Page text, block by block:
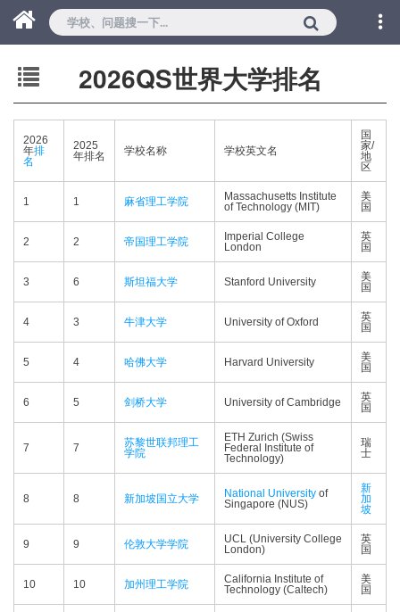
2026QS世界大学排名
2026
年排
名
2025
年排名
学校名称 学校英文名
国
家/
地
区
1 1 麻省理工学院
Massachusetts Institute
of Technology (MIT)
美
国
2 2 帝国理工学院
Imperial College
London
英
国
3 6 斯坦福大学 Stanford University
美
国
4 3 牛津大学 University of Oxford
英
国
5 4 哈佛大学 Harvard University
美
国
6 5 剑桥大学 University of Cambridge
英
国
7 7
苏黎世联邦理工
学院
ETH Zurich (Swiss
Federal Institute of
Technology)
瑞
士
8 8 新加坡国立大学 National University of
Singapore (NUS)
新
加
坡
9 9 伦敦大学学院
UCL (University College
London)
英
国
10 10 加州理工学院
California Institute of
Technology (Caltech)
美
国